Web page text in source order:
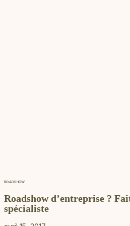
ROADSHOW
Roadshow d’entreprise ?
spécialiste